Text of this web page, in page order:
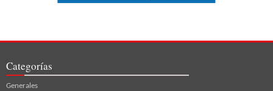
Categorías
Generales